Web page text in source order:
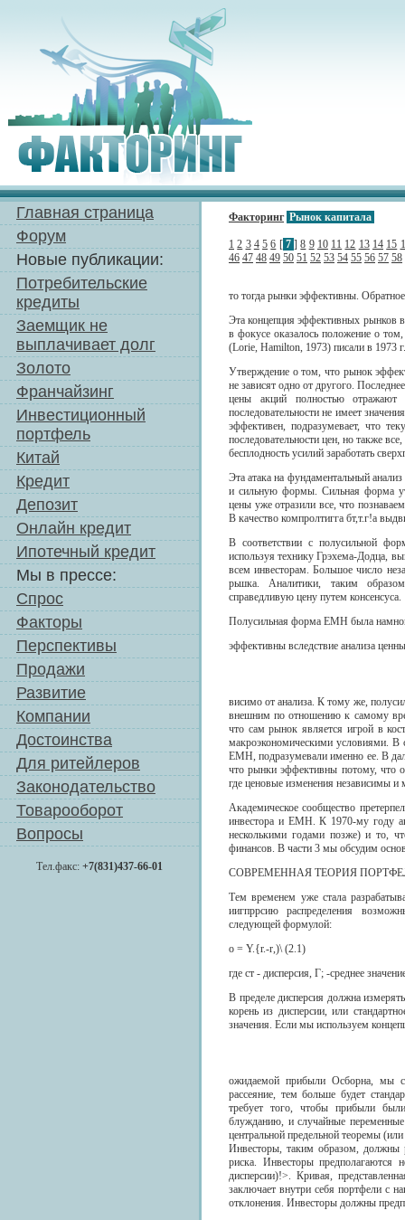
Главная страница
Форум
Новые публикации:
Потребительские
кредиты
Заемщик не
выплачивает долг
Золото
Франчайзинг
Инвестиционный
портфель
Китай
Кредит
Депозит
Онлайн кредит
Ипотечный кредит
Мы в прессе:
Спрос
Факторы
Перспективы
Продажи
Развитие
Компании
Достоинства
Для ритейлеров
Законодательство
Товарооборот
Вопросы
Тел.факс: +7(831)437-66-01
Факторинг Рынок капитала
1 2 3 4 5 6 [ 7 ]8 9 10 11 12 13 14 15
46 47 48 49 50 51 52 53 54 55 56 57 58
то тогда рынки эффективны.
Эта концепция эффективных рынков в
в фокусе оказалось положение о
(Lorie, Hamilton, 1973) писали в 1973
Утверждение о том, что рынок
не зависят одно от другого.
цены акций полностью отражают
последовательности не имеет
эффективен, подразумевает, что
последовательности цен, но также
бесплодность усилий заработать
Эта атака на фундаментальный
и сильную формы. Сильная форма
цены уже отразили все, что
В качество компролтигга бт,т.г!а
В соответствии с полусильной
используя технику Грэхема-Додца,
всем инвесторам. Большое число
рьшка. Аналитики, таким
справедливую цену путем консенсуса.
Полусильная форма ЕМН была
эффективны вследствие анализа
висимо от анализа. К тому же,
внешним по отношению к самому
что сам рынок является игрой в
макроэкономическими условиями. В
ЕМН, подразумевали именно ее. В
что рынки эффективны потому, что
где ценовые изменения независимы
Академическое сообщество
инвестора и ЕМН. К 1970-му году
несколькими годами позже) и то,
финансов. В части 3 мы обсудим
СОВРЕМЕННАЯ ТЕОРИЯ
Тем временем уже стала
иигпррсию распределения
следующей формулой:
o = Y.{r.-r,)\ (2.1)
где ст - дисперсия, Г; -среднее
В пределе дисперсия должна
корень из дисперсии, или
значения. Если мы используем
ожидаемой прибыли Осборна, мы
рассеяние, тем больше будет
требует того, чтобы прибыли
блужданию, и случайные
центральной предельной теоремы
Инвесторы, таким образом, должны
риска. Инвесторы предполагаются
дисперсии)!>. Кривая,
заключает внутри себя портфели с
отклонения. Инвесторы должны